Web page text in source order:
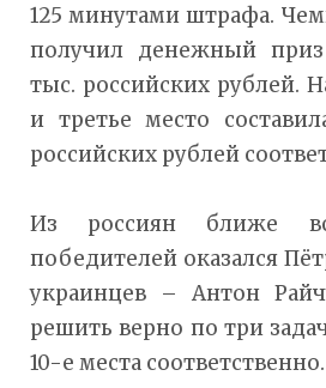
125 минутами штрафа.
получил денежный
тыс. российских рублей.
и третье место
российских рублей
Из россиян ближе
победителей оказался
украинцев – Антон
решить верно по три
10-е места соответственно.